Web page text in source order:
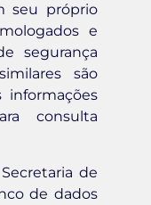
seu próprio
e
segurança
são
informações
consulta
de
de dados